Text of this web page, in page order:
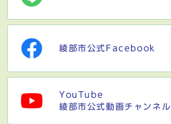
綾部市公式Facebook
YouTube
綾部市公式動画チャンネル